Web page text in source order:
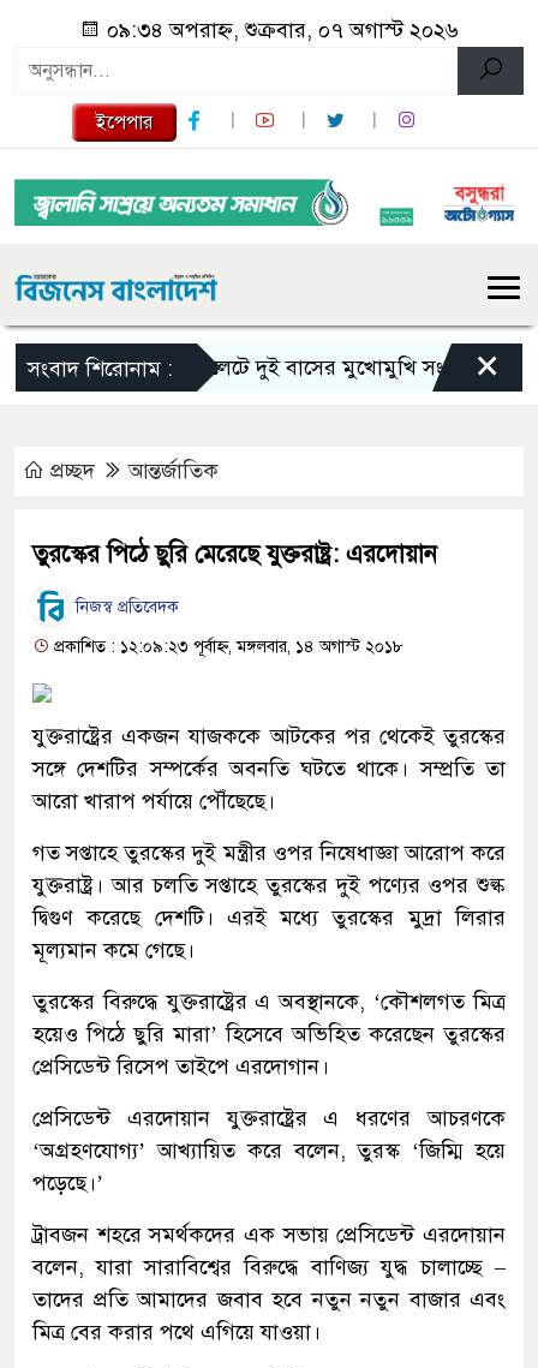
০৯:৩৪ অপরাহ্ন, শুক্রবার, ০৭ অগাস্ট ২০২৬
ইপেপার
সংবাদ শিরোনাম :সিলেটে দুই বাসের মুখোমুখি সংঘর্ষে নিহত বেড়ে
×
প্রচ্ছদ আন্তর্জাতিক
তুরস্কের পিঠে ছুরি মেরেছে যুক্তরাষ্ট্র: এরদোয়ান
নিজস্ব প্রতিবেদক
প্রকাশিত : ১২:০৯:২৩ পূর্বাহ্ন, মঙ্গলবার, ১৪ অগাস্ট ২০১৮
যুক্তরাষ্ট্রের একজন যাজককে আটকের পর থেকেই তুরস্কের
সঙ্গে দেশটির সম্পর্কের অবনতি ঘটতে থাকে। সম্প্রতি তা
আরো খারাপ পর্যায়ে পৌঁছেছে।
গত সপ্তাহে তুরস্কের দুই মন্ত্রীর ওপর নিষেধাজ্ঞা আরোপ করে
যুক্তরাষ্ট্র। আর চলতি সপ্তাহে তুরস্কের দুই পণ্যের ওপর শুল্ক
দ্বিগুণ করেছে দেশটি। এরই মধ্যে তুরস্কের মুদ্রা লিরার
মূল্যমান কমে গেছে।
তুরস্কের বিরুদ্ধে যুক্তরাষ্ট্রের এ অবস্থানকে, ‘কৌশলগত মিত্র
হয়েও পিঠে ছুরি মারা’ হিসেবে অভিহিত করেছেন তুরস্কের
প্রেসিডেন্ট রিসেপ তাইপে এরদোগান।
প্রেসিডেন্ট এরদোয়ান যুক্তরাষ্ট্রের এ ধরণের আচরণকে
‘অগ্রহণযোগ্য’ আখ্যায়িত করে বলেন, তুরস্ক ‘জিম্মি হয়ে
পড়েছে।’
ট্রাবজন শহরে সমর্থকদের এক সভায় প্রেসিডেন্ট এরদোয়ান
বলেন, যারা সারাবিশ্বের বিরুদ্ধে বাণিজ্য যুদ্ধ চালাচ্ছে –
তাদের প্রতি আমাদের জবাব হবে নতুন নতুন বাজার এবং
মিত্র বের করার পথে এগিয়ে যাওয়া।